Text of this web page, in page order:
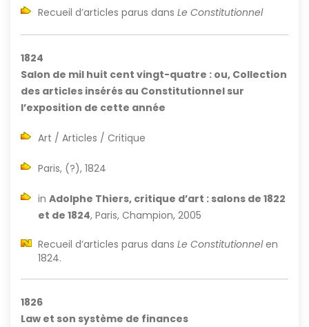
Recueil d’articles parus dans Le Constitutionnel
1824
Salon de mil huit cent vingt-quatre : ou, Collection
des articles insérés au Constitutionnel sur
l’exposition de cette année
Art / Articles / Critique
Paris, (?), 1824
in Adolphe Thiers, critique d’art : salons de 1822
et de 1824, Paris, Champion, 2005
Recueil d’articles parus dans Le Constitutionnelen
1824.
1826
Law et son système de finances